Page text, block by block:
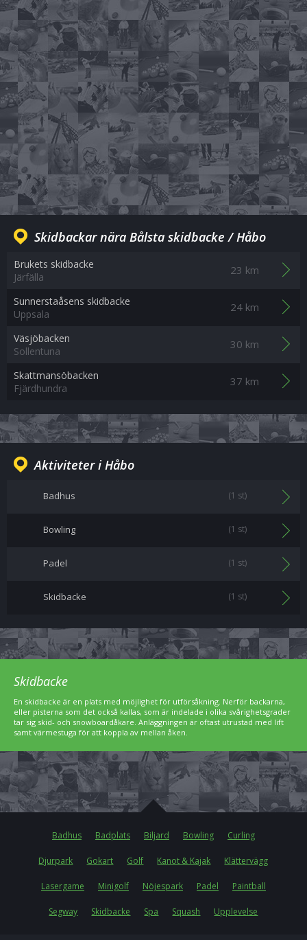
Skidbackar nära Bålsta skidbacke / Håbo
Brukets skidbacke
Järfälla
23 km
Sunnerstaåsens skidbacke
Uppsala
24 km
Väsjöbacken
Sollentuna
30 km
Skattmansöbacken
Fjärdhundra
37 km
Aktiviteter i Håbo
Badhus (1 st)
Bowling (1 st)
Padel (1 st)
Skidbacke (1 st)
Skidbacke
En skidbacke är en plats med möjlighet för utförsåkning. Nerför backarna,
eller pisterna som det också kallas, som är indelade i olika svårighetsgrader
tar sig skid- och snowboardåkare. Anläggningen är oftast utrustad med lift
samt värmestuga för att koppla av mellan åken.
Badhus Badplats Biljard Bowling Curling
Djurpark Gokart Golf Kanot & Kajak Klättervägg
Lasergame Minigolf Nöjespark Padel Paintball
Segway Skidbacke Spa Squash Upplevelse